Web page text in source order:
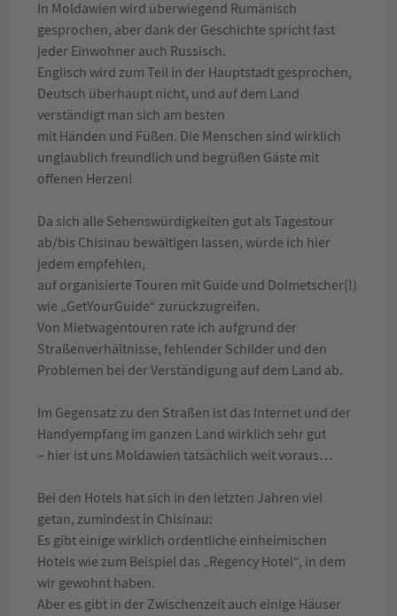
In Moldawien wird überwiegend Rumänisch
gesprochen, aber dank der Geschichte spricht fast
jeder Einwohner auch Russisch.
Englisch wird zum Teil in der Hauptstadt gesprochen,
Deutsch überhaupt nicht, und auf dem Land
verständigt man sich am besten
mit Händen und Füßen. Die Menschen sind wirklich
unglaublich freundlich und begrüßen Gäste mit
offenen Herzen!
Da sich alle Sehenswürdigkeiten gut als Tagestour
ab/bis Chisinau bewältigen lassen, würde ich hier
jedem empfehlen,
auf organisierte Touren mit Guide und Dolmetscher(!)
wie „GetYourGuide“ zurückzugreifen.
Von Mietwagentouren rate ich aufgrund der
Straßenverhältnisse, fehlender Schilder und den
Problemen bei der Verständigung auf dem Land ab.
Im Gegensatz zu den Straßen ist das Internet und der
Handyempfang im ganzen Land wirklich sehr gut
– hier ist uns Moldawien tatsächlich weit voraus…
Bei den Hotels hat sich in den letzten Jahren viel
getan, zumindest in Chisinau:
Es gibt einige wirklich ordentliche einheimischen
Hotels wie zum Beispiel das „Regency Hotel“, in dem
wir gewohnt haben.
Aber es gibt in der Zwischenzeit auch einige Häuser